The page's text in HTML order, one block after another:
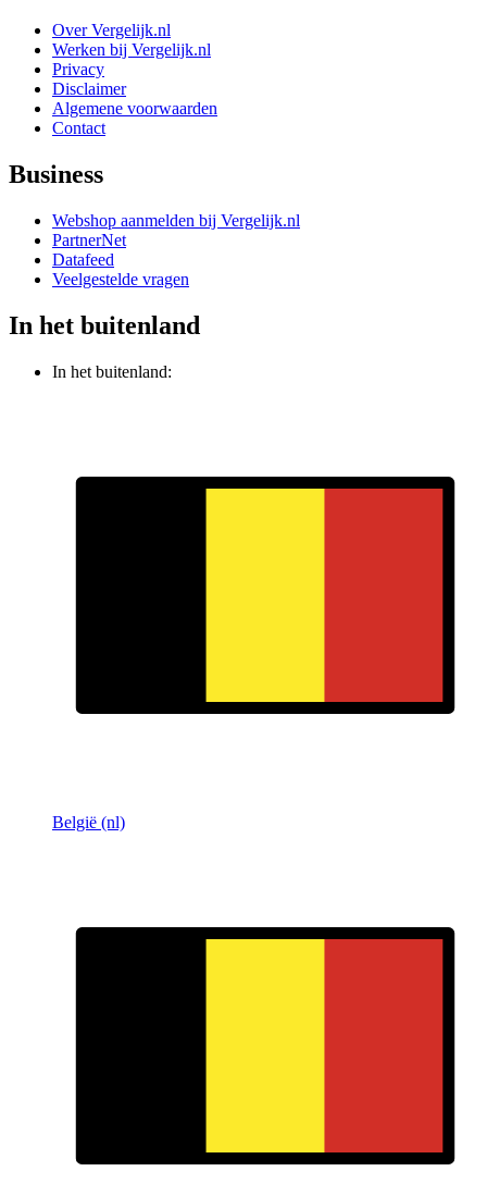
Over Vergelijk.nl
Werken bij Vergelijk.nl
Privacy
Disclaimer
Algemene voorwaarden
Contact
Business
Webshop aanmelden bij Vergelijk.nl
PartnerNet
Datafeed
Veelgestelde vragen
In het buitenland
In het buitenland:
België (nl)